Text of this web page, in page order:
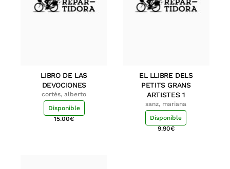
LIBRO DE LAS
DEVOCIONES
cortés, alberto
Disponible
15.00€
EL LLIBRE DELS
PETITS GRANS
ARTISTES 1
sanz, mariana
Disponible
9.90€